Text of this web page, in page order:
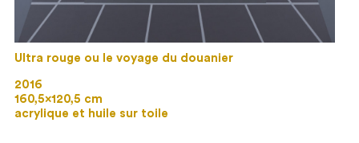
Ultra rouge ou le voyage du douanier
2016
160,5×120,5 cm
acrylique et huile sur toile